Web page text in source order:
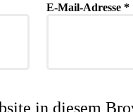
E-Mail-Adresse *
in diesem